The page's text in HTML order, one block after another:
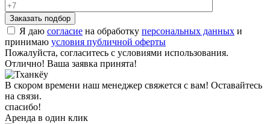
Я даю согласие на обработку персональных данных и
принимаю условия публичной оферты
Пожалуйста, согласитесь с условиями использования.
Отлично! Ваша заявка принята!
В скором времени наш менеджер свяжется с вам! Оставайтесь
на связи.
спасибо!
Аренда в один клик